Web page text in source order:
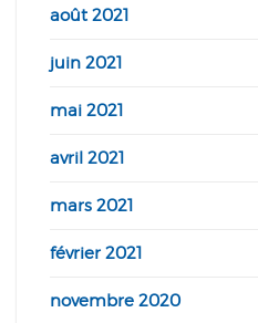
août 2021
juin 2021
mai 2021
avril 2021
mars 2021
février 2021
novembre 2020